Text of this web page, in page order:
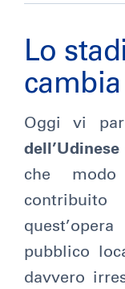
Lo
Oggi vi
che
pubblico
davvero